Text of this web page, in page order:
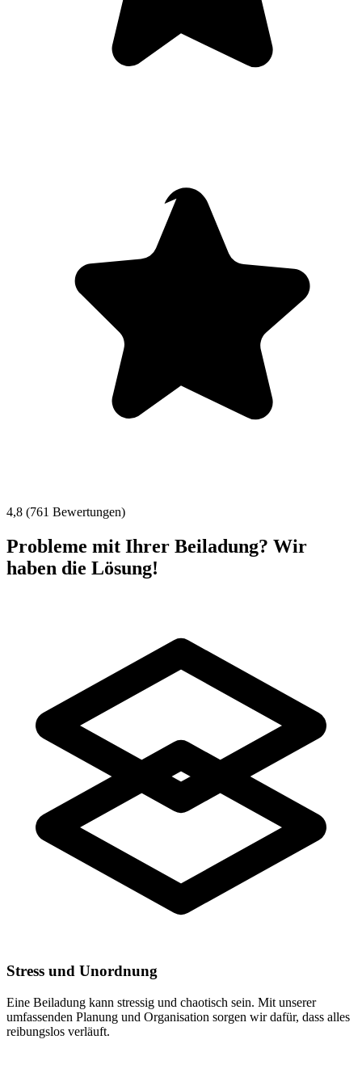
4,8 (761 Bewertungen)
Probleme mit Ihrer Beiladung? Wir
haben die Lösung!
Stress und Unordnung
Eine Beiladung kann stressig und chaotisch sein. Mit unserer
umfassenden Planung und Organisation sorgen wir dafür, dass alles
reibungslos verläuft.